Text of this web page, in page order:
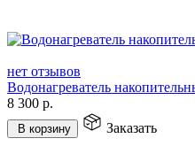
нет отзывов
Водонагреватель
8 300 р.
В корзину Заказать